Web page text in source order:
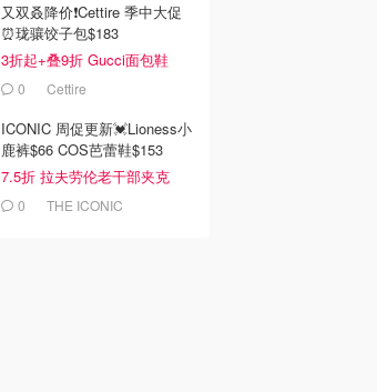
又双叒降价❗️Cettire 季中大促
⏰珑骧饺子包$183
3折起+叠9折 Gucci面包鞋
$9910 Cettire
ICONIC 周促更新💓Lioness小
鹿裤$66 COS芭蕾鞋$153
7.5折 拉夫劳伦老干部夹克
$4190 THE ICONIC